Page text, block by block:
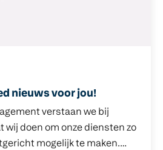
nieuws voor jou!
verstaan we bij
wij doen om onze diensten zo
mogelijk te maken.